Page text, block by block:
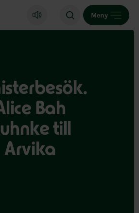
startsida
Meny
Bah
till
Arvika